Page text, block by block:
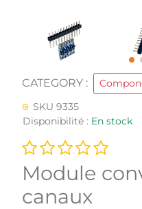
CATEGORY :
SKU 9335
Disponibilité : En stock
Module
canaux